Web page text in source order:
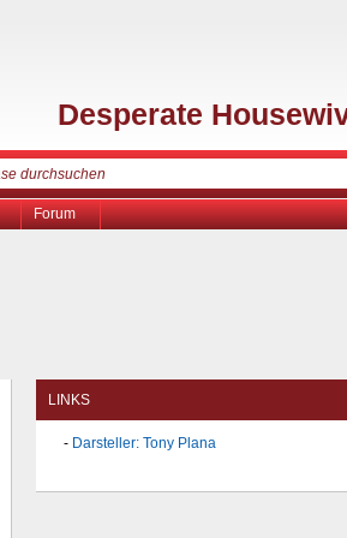
Desperate
Forum
LINKS
Darsteller: Tony Plana